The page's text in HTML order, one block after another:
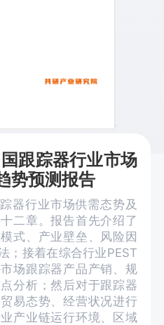
跟踪器行业市场
势预测报告
器行业市场供需态势及
二章。报告首先介绍了
式、产业壁垒、风险因
；接着在综合行业PEST
场跟踪器产品产销、规
分析；然后对于跟踪器
易态势、经营状况进行
产业链运行环境、区域